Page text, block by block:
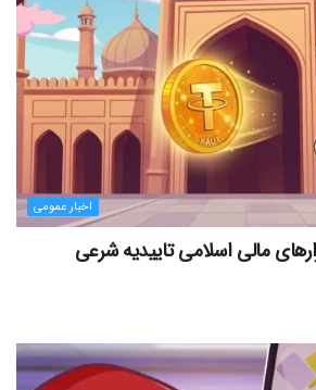
اخبار عمومی
مالی اسلامی تاییدیه شرعی